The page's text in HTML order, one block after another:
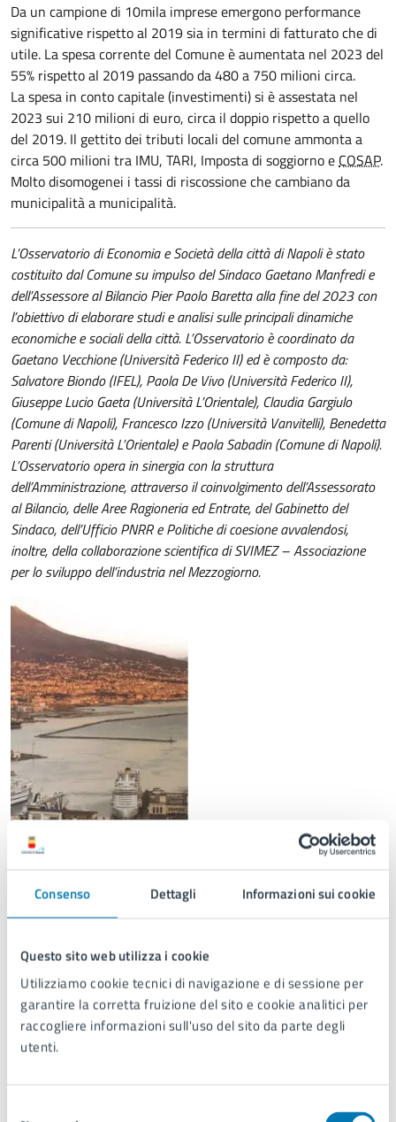
Consenso Dettagli Informazioni sui cookie
Questo sito web utilizza i cookie
Utilizziamo cookie tecnici di navigazione e di sessione per
garantire la corretta fruizione del sito e cookie analitici per
raccogliere informazioni sull'uso del sito da parte degli
utenti.
Da un campione di 10mila imprese emergono performance
significative rispetto al 2019 sia in termini di fatturato che di
utile. La spesa corrente del Comune è aumentata nel 2023 del
55% rispetto al 2019 passando da 480 a 750 milioni circa.
La spesa in conto capitale (investimenti) si è assestata nel
2023 sui 210 milioni di euro, circa il doppio rispetto a quello
del 2019. Il gettito dei tributi locali del comune ammonta a
circa 500 milioni tra IMU, TARI, Imposta di soggiorno eCOSAP.
Molto disomogenei i tassi di riscossione che cambiano da
municipalità a municipalità.
L’Osservatorio di Economia e Società della città di Napoli è stato
costituito dal Comune su impulso del Sindaco Gaetano Manfredi e
dell’Assessore al Bilancio Pier Paolo Baretta alla fine del 2023 con
l’obiettivo di elaborare studi e analisi sulle principali dinamiche
economiche e sociali della città. L’Osservatorio è coordinato da
Gaetano Vecchione (Università Federico II) ed è composto da:
Salvatore Biondo (IFEL), Paola De Vivo (Università Federico II),
Giuseppe Lucio Gaeta (Università L’Orientale), Claudia Gargiulo
(Comune di Napoli), Francesco Izzo (Università Vanvitelli), Benedetta
Parenti (Università L’Orientale) e Paola Sabadin (Comune di Napoli).
L’Osservatorio opera in sinergia con la struttura
dell’Amministrazione, attraverso il coinvolgimento dell’Assessorato
al Bilancio, delle Aree Ragioneria ed Entrate, del Gabinetto del
Sindaco, dell’Ufficio PNRR e Politiche di coesione avvalendosi,
inoltre, della collaborazione scientifica di SVIMEZ – Associazione
per lo sviluppo dell’industria nel Mezzogiorno.
Preleva il 1° Rapporto (7.42 MB) .pdf